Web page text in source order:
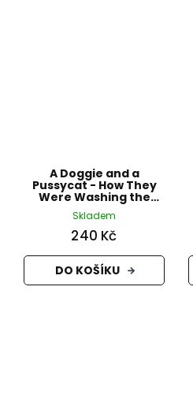
A Doggie and a
Pussycat - How They
Were Washing the
Floor
Skladem
240 Kč
DO KOŠÍKU